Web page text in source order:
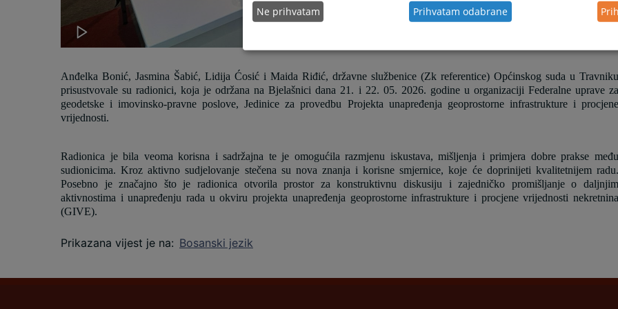
Anđelka Bonić, Jasmina Šabić, Lidija Ćosić i Maida Riđić, državne službenice (Zk referentice) Općinskog suda u Travniku
prisustvovale su radionici, koja je održana na Bjelašnici dana 21. i 22. 05. 2026. godine u organizaciji Federalne uprave za
geodetske i imovinsko-pravne poslove, Jedinice za provedbu Projekta unapređenja geoprostorne infrastrukture i procjene
vrijednosti.
Radionica je bila veoma korisna i sadržajna te je omogućila razmjenu iskustava, mišljenja i primjera dobre prakse među
sudionicima. Kroz aktivno sudjelovanje stečena su nova znanja i korisne smjernice, koje će doprinijeti kvalitetnijem radu.
Posebno je značajno što je radionica otvorila prostor za konstruktivnu diskusiju i zajedničko promišljanje o daljnjim
aktivnostima i unapređenju rada u okviru projekta unapređenja geoprostorne infrastrukture i procjene vrijednosti nekretnina
(GIVE).
Prikazana vijest je na: Bosanski jezik
Ne prihvatam Prihvatam odabrane